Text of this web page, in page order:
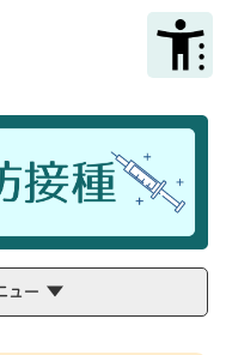
本文へ
ュー